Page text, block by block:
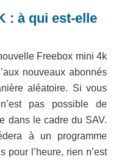
: à qui est-elle
Freebox mini 4k
nouveaux abonnés
aléatoire. Si vous
pas possible de
dans le cadre du SAV.
à un programme
pour l’heure, rien n’est